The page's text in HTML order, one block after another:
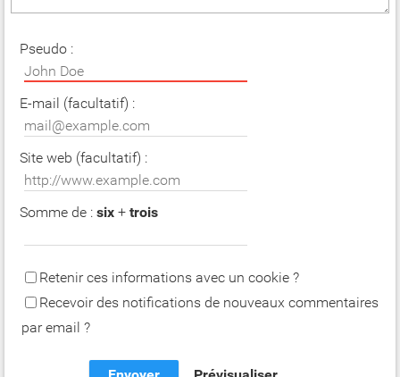
Pseudo :
E-mail (facultatif) :
Site web (facultatif) :
Somme de : six + trois
Retenir ces informations avec un cookie ?
Recevoir des notifications de nouveaux commentaires
par email ?